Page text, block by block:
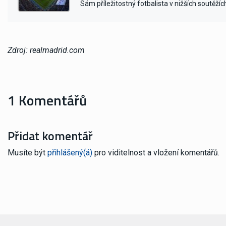
Sám příležitostný fotbalista v nižších
Zdroj: realmadrid.com
1 Komentářů
Přidat komentář
Musíte být přihlášený(á) pro viditelnost a vložení komentářů.